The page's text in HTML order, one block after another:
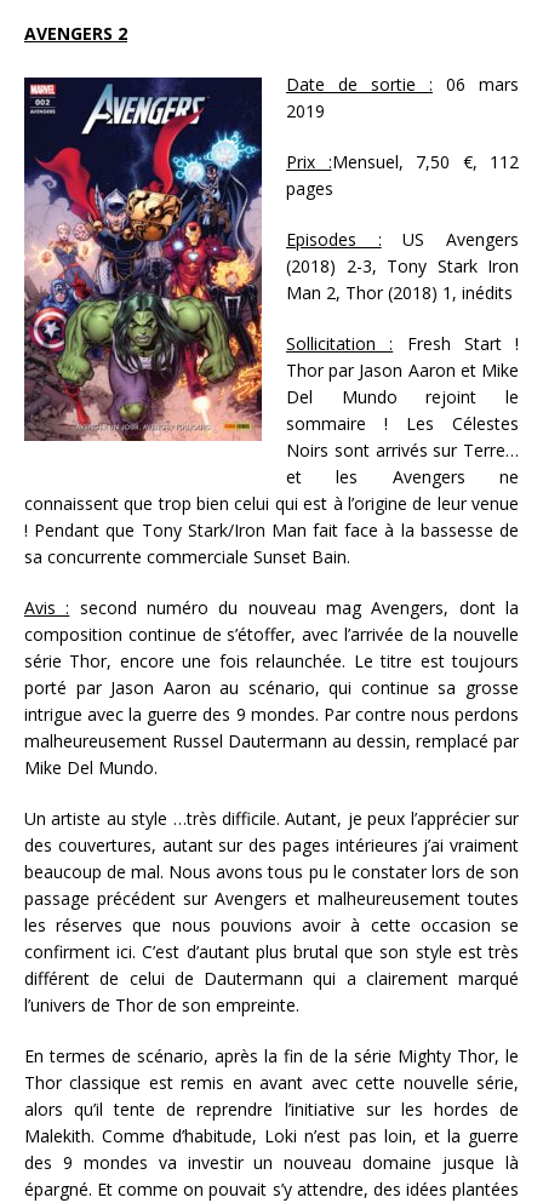
AVENGERS 2
Date de sortie : 06 mars
2019
Prix :Mensuel, 7,50 €, 112
pages
Episodes : US Avengers
(2018) 2-3, Tony Stark Iron
Man 2, Thor (2018) 1, inédits
Sollicitation : Fresh Start !
Thor par Jason Aaron et Mike
Del Mundo rejoint le
sommaire ! Les Célestes
Noirs sont arrivés sur Terre…
et les Avengers ne
connaissent que trop bien celui qui est à l’origine de leur venue
! Pendant que Tony Stark/Iron Man fait face à la bassesse de
sa concurrente commerciale Sunset Bain.
Avis : second numéro du nouveau mag Avengers, dont la
composition continue de s’étoffer, avec l’arrivée de la nouvelle
série Thor, encore une fois relaunchée. Le titre est toujours
porté par Jason Aaron au scénario, qui continue sa grosse
intrigue avec la guerre des 9 mondes. Par contre nous perdons
malheureusement Russel Dautermann au dessin, remplacé par
Mike Del Mundo.
Un artiste au style …très difficile. Autant, je peux l’apprécier sur
des couvertures, autant sur des pages intérieures j’ai vraiment
beaucoup de mal. Nous avons tous pu le constater lors de son
passage précédent sur Avengers et malheureusement toutes
les réserves que nous pouvions avoir à cette occasion se
confirment ici. C’est d’autant plus brutal que son style est très
différent de celui de Dautermann qui a clairement marqué
l’univers de Thor de son empreinte.
En termes de scénario, après la fin de la série Mighty Thor, le
Thor classique est remis en avant avec cette nouvelle série,
alors qu’il tente de reprendre l’initiative sur les hordes de
Malekith. Comme d’habitude, Loki n’est pas loin, et la guerre
des 9 mondes va investir un nouveau domaine jusque là
épargné. Et comme on pouvait s’y attendre, des idées plantées